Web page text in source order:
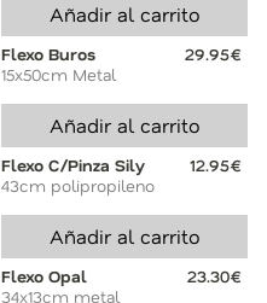
Añadir al carrito
Flexo Buros
29.95€
15x50cm Metal
Añadir al carrito
Flexo C/Pinza Sily
12.95€
43cm polipropileno
Añadir al carrito
Flexo Opal
23.30€
34x13cm metal